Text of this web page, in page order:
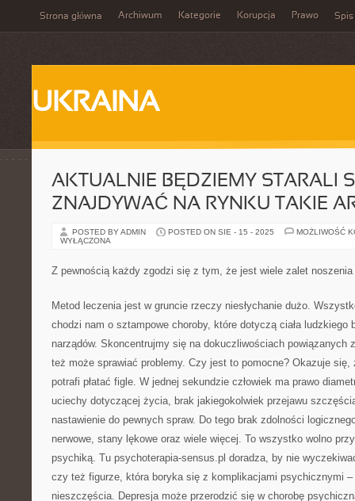
Strona główna Archiwum Kategorie Korupcja Prawo Spis
UKRAINA
AKTUALNIE BĘDZIEMY STARALI
ZNAJDYWAĆ NA RYNKU TAKIE
POSTED BY ADMIN POSTED ON SIE - 15 - 2025
MOŻLIWOŚĆ
WYŁĄCZONA
Z pewnością każdy zgodzi się z tym, że jest wiele zalet
Metod leczenia jest w gruncie rzeczy niesłychanie dużo.
chodzi nam o sztampowe choroby, które dotyczą ciała ludzkiego
narządów. Skoncentrujmy się na dokuczliwościach powiązanych
też może sprawiać problemy. Czy jest to pomocne? Okazuje
potrafi płatać figle. W jednej sekundzie człowiek ma prawo
uciechy dotyczącej życia, brak jakiegokolwiek przejawu
nastawienie do pewnych spraw. Do tego brak zdolności
nerwowe, stany lękowe oraz wiele więcej. To wszystko wolno
psychiką. Tu psychoterapia-sensus.pl doradza, by nie
czy też figurze, która boryka się z komplikacjami psychicznymi
nieszczęścia. Depresja może przerodzić się w chorobę